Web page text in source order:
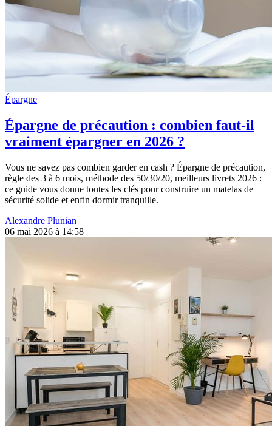
Épargne
Épargne de précaution : combien faut-il
vraiment épargner en 2026 ?
Vous ne savez pas combien garder en cash ? Épargne de précaution,
règle des 3 à 6 mois, méthode des 50/30/20, meilleurs livrets 2026 :
ce guide vous donne toutes les clés pour construire un matelas de
sécurité solide et enfin dormir tranquille.
Alexandre Plunian
06 mai 2026 à 14:58